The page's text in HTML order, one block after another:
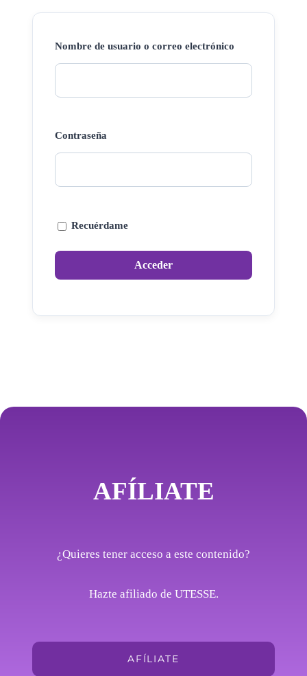
Nombre de usuario o correo electrónico
Contraseña
Recuérdame
AFÍLIATE
¿Quieres tener acceso a este contenido?
Hazte afiliado de UTESSE.
AFÍLIATE